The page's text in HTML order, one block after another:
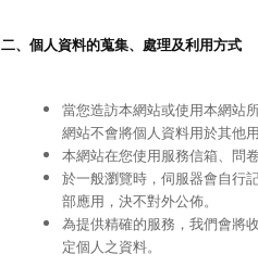
二、個人資料的蒐集、處理及利用方式
當您造訪本網站或使用本網站
網站不會將個人資料用於其他用
本網站在您使用服務信箱、問
於一般瀏覽時，伺服器會自行
部應用，決不對外公佈。
為提供精確的服務，我們會將
定個人之資料。